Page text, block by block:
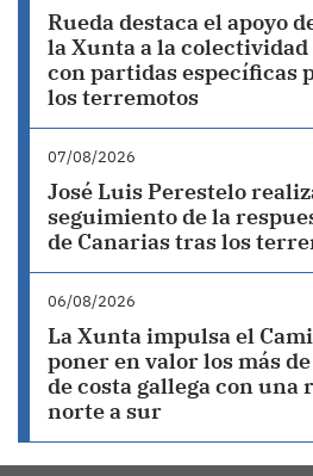
Rueda destaca el apoyo
la Xunta a la colectividad
con partidas específicas
los terremotos
07/08/2026
José Luis Perestelo
seguimiento de la
de Canarias tras los
06/08/2026
La Xunta impulsa el
poner en valor los más
de costa gallega con una
norte a sur